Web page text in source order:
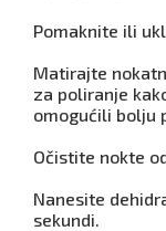
Pomaknite ili
Matirajte
za poliranje
omogućili bolju
Očistite nokte
Nanesite
sekundi.